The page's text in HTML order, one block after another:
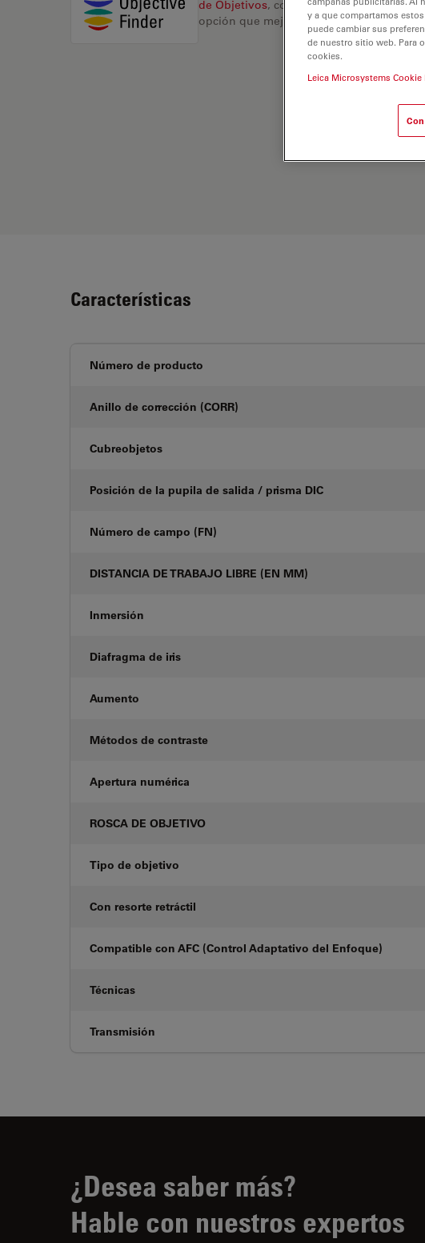
de Objetivos, compare alternativas y
opción que mejor se adapte a sus
Características
Número de producto
Anillo de corrección (CORR)
Cubreobjetos
Posición de la pupila de salida / prisma DIC
Número de campo (FN)
DISTANCIA DE TRABAJO LIBRE (EN MM)
Inmersión
Diafragma de iris
Aumento
Métodos de contraste
Apertura numérica
ROSCA DE OBJETIVO
Tipo de objetivo
Con resorte retráctil
Compatible con AFC (Control Adaptativo del Enfoque)
Técnicas
Transmisión
¿Desea saber más?
Hable con nuestros expertos
y a que compartamos
puede cambiar sus
de nuestro sitio web. Para
cookies.
Leica Microsystems Cookie